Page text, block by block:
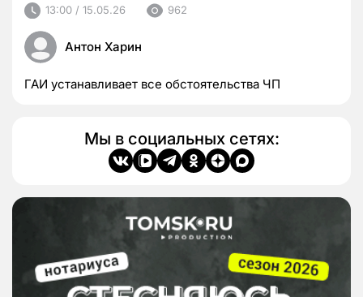
13:00 / 15.05.26 962
Антон Харин
ГАИ устанавливает все обстоятельства ЧП
Мы в социальных сетях: